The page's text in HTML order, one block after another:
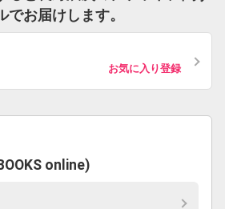
でお届けします。
お気に入り登録
online)